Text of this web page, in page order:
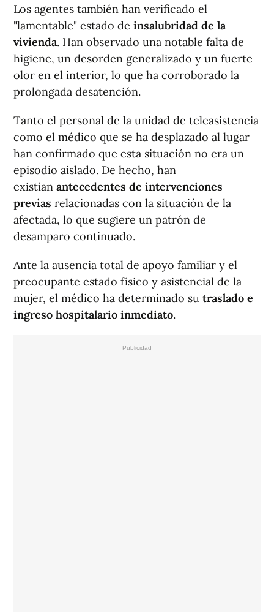
Los agentes también han verificado el
"lamentable" estado de insalubridad de la
vivienda. Han observado una notable falta de
higiene, un desorden generalizado y un fuerte
olor en el interior, lo que ha corroborado la
prolongada desatención.
Tanto el personal de la unidad de teleasistencia
como el médico que se ha desplazado al lugar
han confirmado que esta situación no era un
episodio aislado. De hecho, han
existían antecedentes de intervenciones
previas relacionadas con la situación de la
afectada, lo que sugiere un patrón de
desamparo continuado.
Ante la ausencia total de apoyo familiar y el
preocupante estado físico y asistencial de la
mujer, el médico ha determinado su traslado e
ingreso hospitalario inmediato.